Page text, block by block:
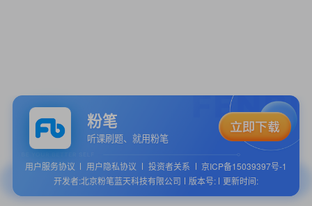
粉笔
听课刷题、就用粉笔
用户服务协议 用户隐私协议 投资者关系
京ICP备15039397号-1
开发者:北京粉笔蓝天科技有限公司
版本号: 更新时间: